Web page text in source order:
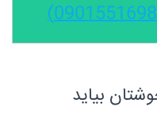
بیاید